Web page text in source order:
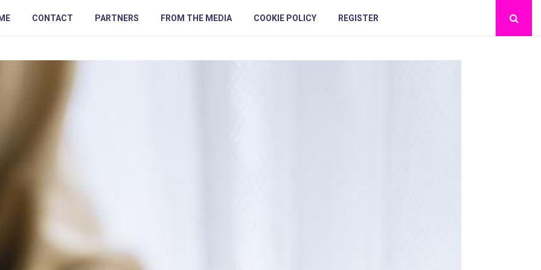
CONTACT PARTNERS FROM THE MEDIA COOKIE POLICY REGISTER